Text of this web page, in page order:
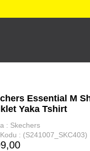
Essential M
Yaka Tshirt
: Skechers
(S241007_SKC403)